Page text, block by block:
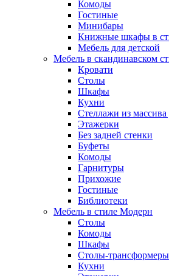
Комоды
Гостиные
Минибары
Книжные шкафы в
Мебель для детской
Мебель в скандинавском
Кровати
Столы
Шкафы
Кухни
Стеллажи из массива
Этажерки
Без задней стенки
Буфеты
Комоды
Гарнитуры
Прихожие
Гостиные
Библиотеки
Мебель в стиле Модерн
Столы
Комоды
Шкафы
Столы-трансформеры
Кухни